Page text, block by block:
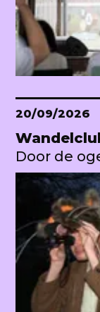
20/09/2026
Door de